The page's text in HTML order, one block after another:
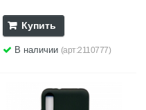
Купить
В наличии (арт:2110777)